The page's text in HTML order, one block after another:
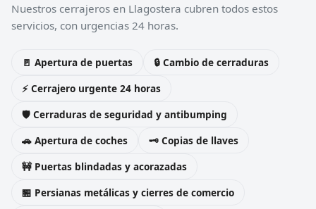
Nuestros cerrajeros en Llagostera cubren todos estos
servicios, con urgencias 24 horas.
🚪 Apertura de puertas
🔒 Cambio de cerraduras
⚡ Cerrajero urgente 24 horas
🛡️ Cerraduras de seguridad y antibumping
🚗 Apertura de coches
🗝️ Copias de llaves
🚧 Puertas blindadas y acorazadas
🏪 Persianas metálicas y cierres de comercio